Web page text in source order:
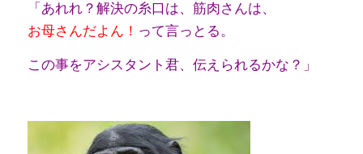
「あれれ？解決の糸口は、筋肉さんは、
お母さんだよん！ って言っとる。
この事をアシスタント君、伝えられるかな？」